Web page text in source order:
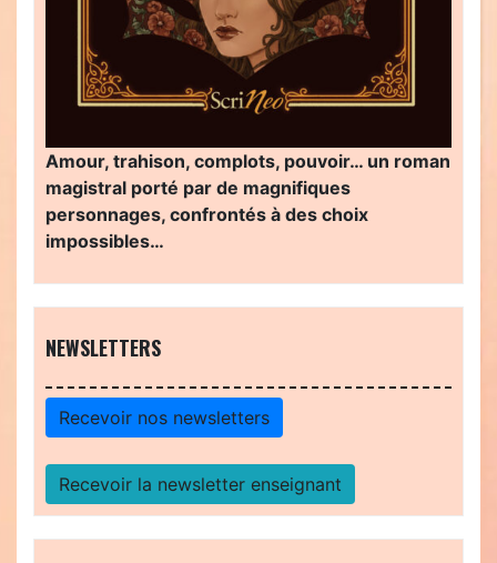
Amour, trahison, complots, pouvoir… un roman
magistral porté par de magnifiques
personnages, confrontés à des choix
impossibles…
NEWSLETTERS
Recevoir nos newsletters
Recevoir la newsletter enseignant